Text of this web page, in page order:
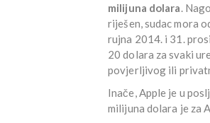
milijuna dolara.
riješen, sudac mora
rujna 2014. i 31.
20 dolara za svaki
povjerljivog ili
Inače, Apple je u
milijuna dolara je za